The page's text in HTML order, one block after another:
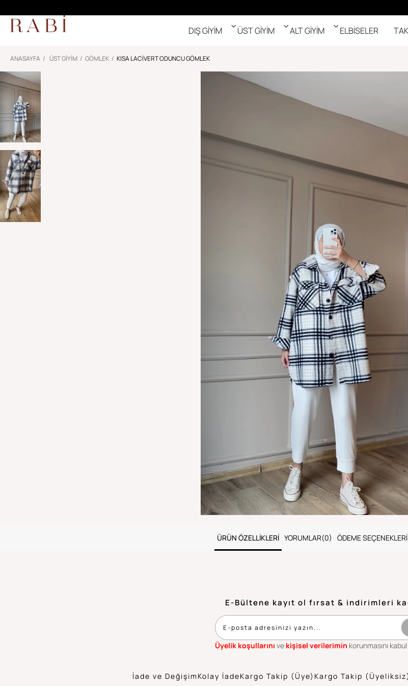
DIŞ GİYİM ÜST GİYİM ALT GİYİM ELBİSELER
ANASAYFA ÜST GİYİM GÖMLEK KISA LACIVERT ODUNCU GÖMLEK
ÜRÜN ÖZELLIKLERI YORUMLAR(0) ÖDEME SEÇENEKLERI
E-Bültene kayıt ol fırsat & indirimleri
Üyelik koşullarını ve kişisel verilerimin korunmasını
İade ve Değişim Kolay İadeKargo Takip (Üye) Kargo Takip (Üyeliksiz)